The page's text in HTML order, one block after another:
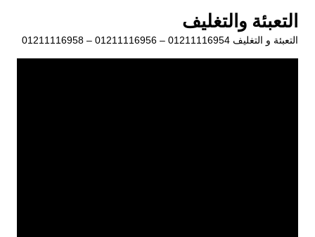
المحتوى
التعبئة والتغليف
التعبئة و التغليف 01211116954 – 01211116956 – 01211116958